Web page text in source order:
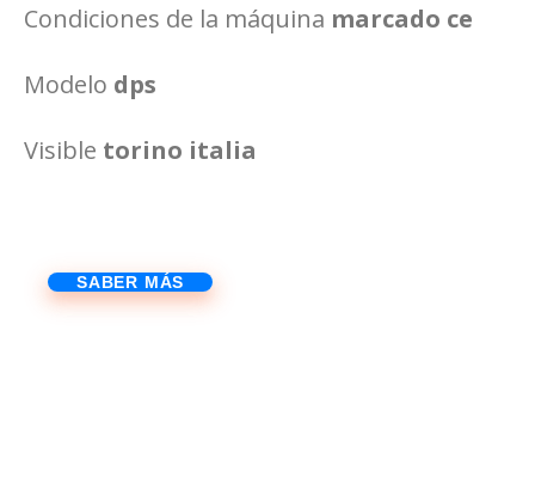
Condiciones de la máquina marcado ce
Modelo dps
Visible torino italia
SABER MÁS